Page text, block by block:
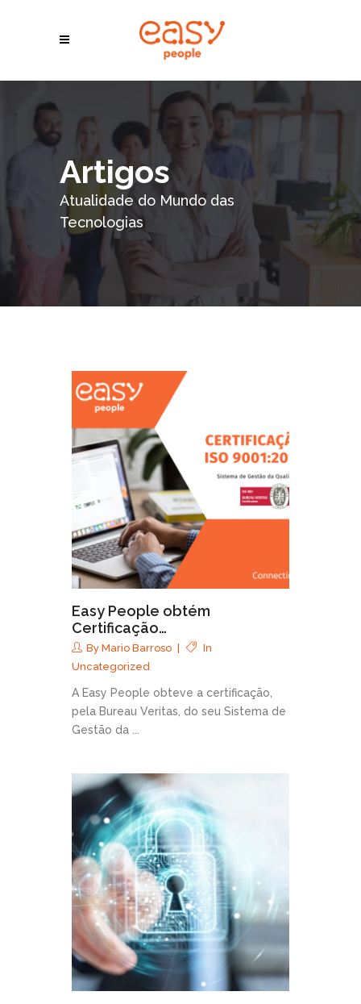
Artigos
Atualidade do Mundo das
Tecnologias
Easy People obtém
Certificação…
By Mario Barroso
In
Uncategorized
A Easy People obteve a certificação,
pela Bureau Veritas, do seu Sistema de
Gestão da ...